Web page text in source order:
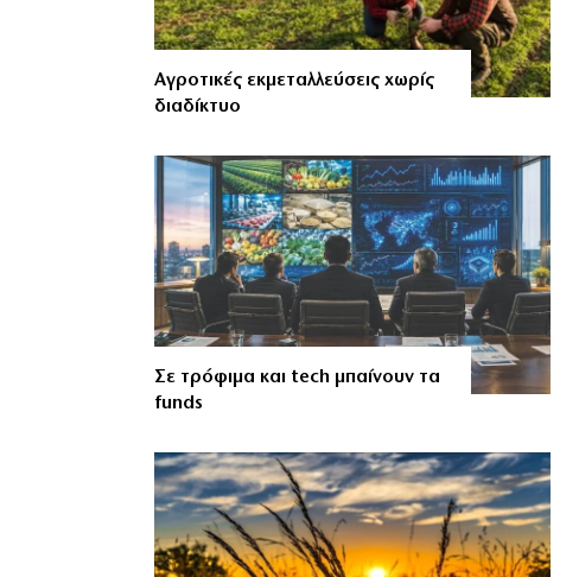
Αγροτικές εκμεταλλεύσεις χωρίς
διαδίκτυο
Σε τρόφιμα και tech μπαίνουν τα
funds